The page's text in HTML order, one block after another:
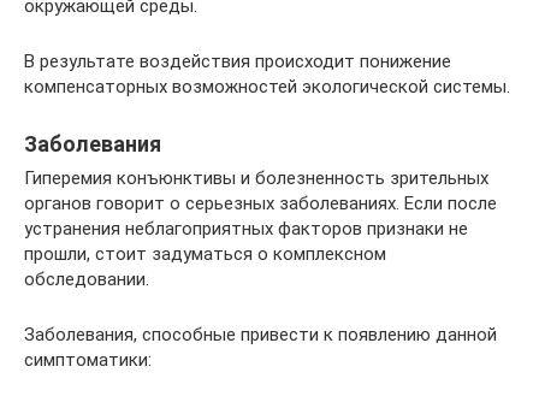
окружающей среды.
В результате воздействия происходит понижение
компенсаторных возможностей экологической системы.
Заболевания
Гиперемия конъюнктивы и болезненность зрительных
органов говорит о серьезных заболеваниях. Если после
устранения неблагоприятных факторов признаки не
прошли, стоит задуматься о комплексном
обследовании.
Заболевания, способные привести к появлению данной
симптоматики: